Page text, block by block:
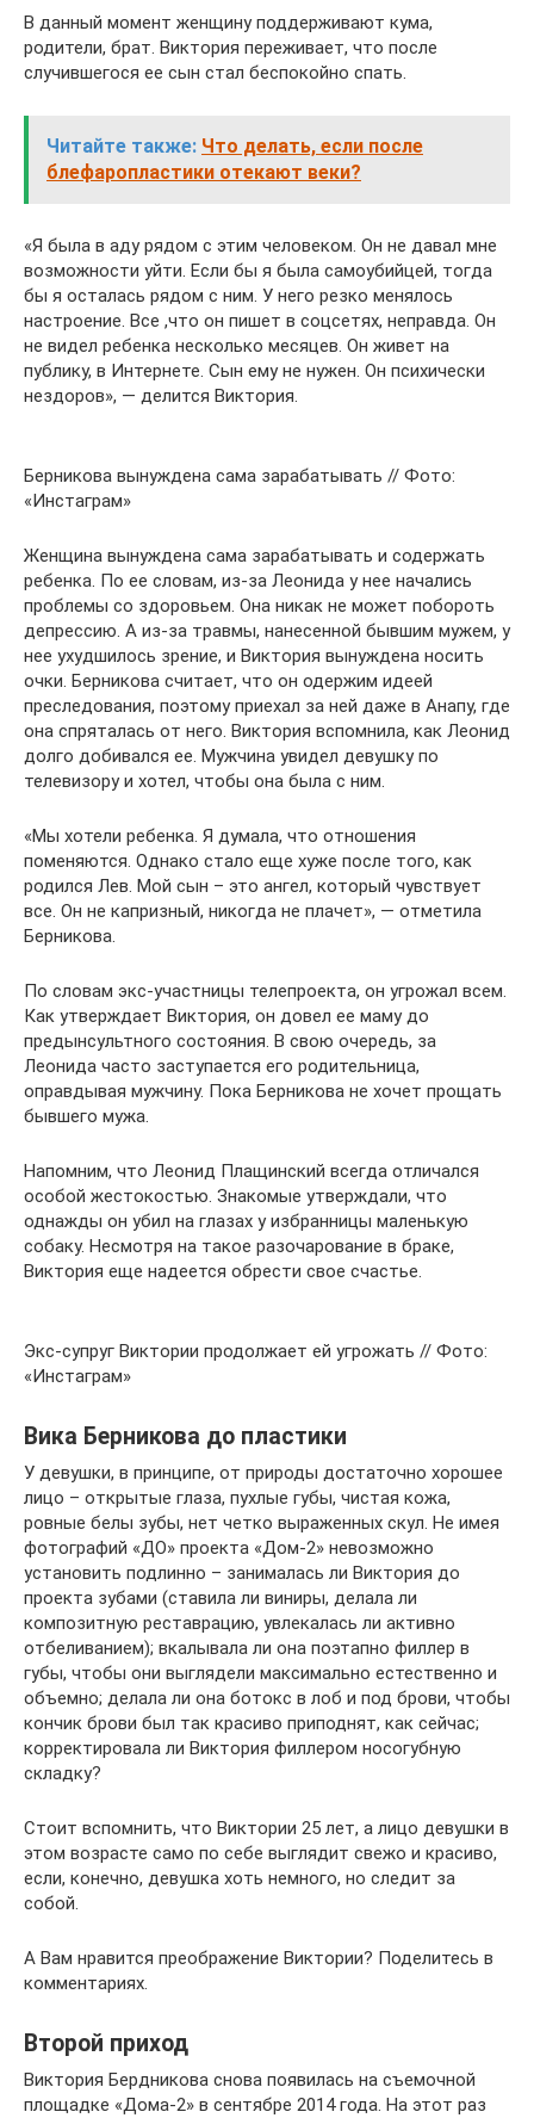
В данный момент женщину поддерживают кума,
родители, брат. Виктория переживает, что после
случившегося ее сын стал беспокойно спать.
Читайте также: Что делать, если после
блефаропластики отекают веки?
«Я была в аду рядом с этим человеком. Он не давал мне
возможности уйти. Если бы я была самоубийцей, тогда
бы я осталась рядом с ним. У него резко менялось
настроение. Все ,что он пишет в соцсетях, неправда. Он
не видел ребенка несколько месяцев. Он живет на
публику, в Интернете. Сын ему не нужен. Он психически
нездоров», — делится Виктория.
Берникова вынуждена сама зарабатывать // Фото:
«Инстаграм»
Женщина вынуждена сама зарабатывать и содержать
ребенка. По ее словам, из-за Леонида у нее начались
проблемы со здоровьем. Она никак не может побороть
депрессию. А из-за травмы, нанесенной бывшим мужем, у
нее ухудшилось зрение, и Виктория вынуждена носить
очки. Берникова считает, что он одержим идеей
преследования, поэтому приехал за ней даже в Анапу, где
она спряталась от него. Виктория вспомнила, как Леонид
долго добивался ее. Мужчина увидел девушку по
телевизору и хотел, чтобы она была с ним.
«Мы хотели ребенка. Я думала, что отношения
поменяются. Однако стало еще хуже после того, как
родился Лев. Мой сын – это ангел, который чувствует
все. Он не капризный, никогда не плачет», — отметила
Берникова.
По словам экс-участницы телепроекта, он угрожал всем.
Как утверждает Виктория, он довел ее маму до
предынсультного состояния. В свою очередь, за
Леонида часто заступается его родительница,
оправдывая мужчину. Пока Берникова не хочет прощать
бывшего мужа.
Напомним, что Леонид Плащинский всегда отличался
особой жестокостью. Знакомые утверждали, что
однажды он убил на глазах у избранницы маленькую
собаку. Несмотря на такое разочарование в браке,
Виктория еще надеется обрести свое счастье.
Экс-супруг Виктории продолжает ей угрожать // Фото:
«Инстаграм»
Вика Берникова до пластики
У девушки, в принципе, от природы достаточно хорошее
лицо – открытые глаза, пухлые губы, чистая кожа,
ровные белы зубы, нет четко выраженных скул. Не имея
фотографий «ДО» проекта «Дом-2» невозможно
установить подлинно – занималась ли Виктория до
проекта зубами (ставила ли виниры, делала ли
композитную реставрацию, увлекалась ли активно
отбеливанием); вкалывала ли она поэтапно филлер в
губы, чтобы они выглядели максимально естественно и
объемно; делала ли она ботокс в лоб и под брови, чтобы
кончик брови был так красиво приподнят, как сейчас;
корректировала ли Виктория филлером носогубную
складку?
Стоит вспомнить, что Виктории 25 лет, а лицо девушки в
этом возрасте само по себе выглядит свежо и красиво,
если, конечно, девушка хоть немного, но следит за
собой.
А Вам нравится преображение Виктории? Поделитесь в
комментариях.
Второй приход
Виктория Бердникова снова появилась на съемочной
площадке «Дома-2» в сентябре 2014 года. На этот раз